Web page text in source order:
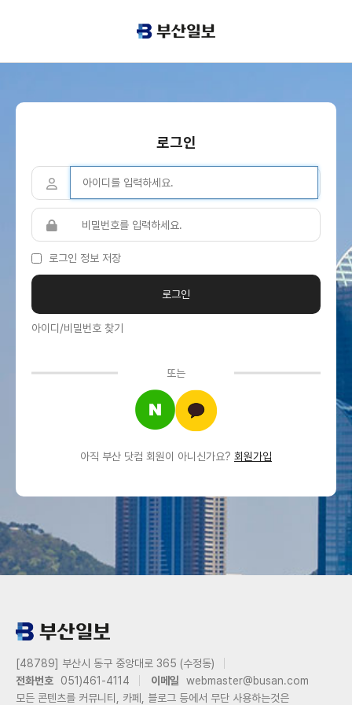
로그인
로그인 정보 저장
아이디/비밀번호 찾기
또는
아직 부산 닷컴 회원이 아니신가요? 회원가입
[48789] 부산시 동구 중앙대로 365 (수정동)
전화번호
051)461-4114 이메일
webmaster@busan.com
모든 콘텐츠를 커뮤니티, 카페, 블로그 등에서 무단 사용하는것은